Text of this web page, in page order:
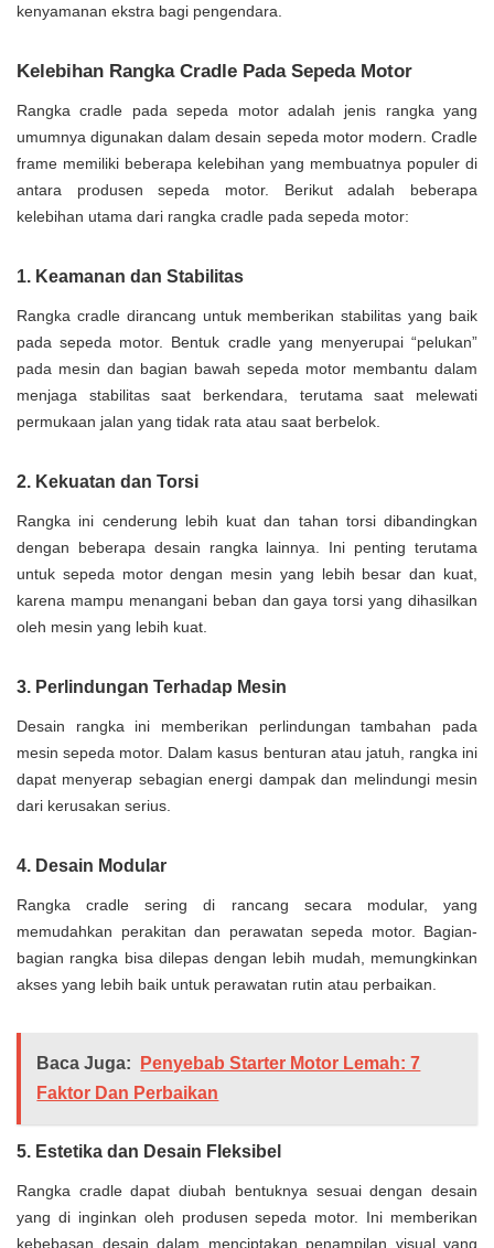
kenyamanan ekstra bagi pengendara.
Kelebihan Rangka Cradle Pada Sepeda Motor
Rangka cradle pada sepeda motor adalah jenis rangka yang
umumnya digunakan dalam desain sepeda motor modern. Cradle
frame memiliki beberapa kelebihan yang membuatnya populer di
antara produsen sepeda motor. Berikut adalah beberapa
kelebihan utama dari rangka cradle pada sepeda motor:
1. Keamanan dan Stabilitas
Rangka cradle dirancang untuk memberikan stabilitas yang baik
pada sepeda motor. Bentuk cradle yang menyerupai “pelukan”
pada mesin dan bagian bawah sepeda motor membantu dalam
menjaga stabilitas saat berkendara, terutama saat melewati
permukaan jalan yang tidak rata atau saat berbelok.
2. Kekuatan dan Torsi
Rangka ini cenderung lebih kuat dan tahan torsi dibandingkan
dengan beberapa desain rangka lainnya. Ini penting terutama
untuk sepeda motor dengan mesin yang lebih besar dan kuat,
karena mampu menangani beban dan gaya torsi yang dihasilkan
oleh mesin yang lebih kuat.
3. Perlindungan Terhadap Mesin
Desain rangka ini memberikan perlindungan tambahan pada
mesin sepeda motor. Dalam kasus benturan atau jatuh, rangka ini
dapat menyerap sebagian energi dampak dan melindungi mesin
dari kerusakan serius.
4. Desain Modular
Rangka cradle sering di rancang secara modular, yang
memudahkan perakitan dan perawatan sepeda motor. Bagian-
bagian rangka bisa dilepas dengan lebih mudah, memungkinkan
akses yang lebih baik untuk perawatan rutin atau perbaikan.
Baca Juga:
Penyebab Starter Motor Lemah: 7
Faktor Dan Perbaikan
5. Estetika dan Desain Fleksibel
Rangka cradle dapat diubah bentuknya sesuai dengan desain
yang di inginkan oleh produsen sepeda motor. Ini memberikan
kebebasan desain dalam menciptakan penampilan visual yang